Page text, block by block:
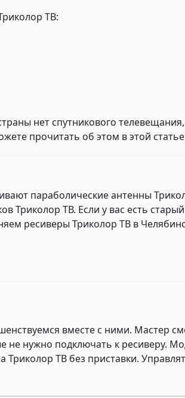
ТВ:
нет спутникового
прочитать об этом в этой
параболические антенны
Триколор ТВ. Если у вас есть
ресиверы Триколор ТВ в
вместе с ними. Мастер
не нужно подключать к ресиверу.
ТВ без приставки.